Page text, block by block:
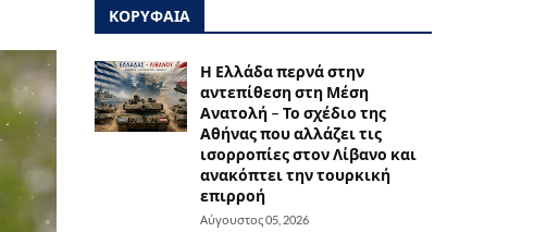
ΚΟΡΥΦΑΙΑ
Η Ελλάδα περνά στην
αντεπίθεση στη Μέση
Ανατολή – Το σχέδιο της
Αθήνας που αλλάζει τις
ισορροπίες στον Λίβανο και
ανακόπτει την τουρκική
επιρροή
Αύγουστος 05, 2026